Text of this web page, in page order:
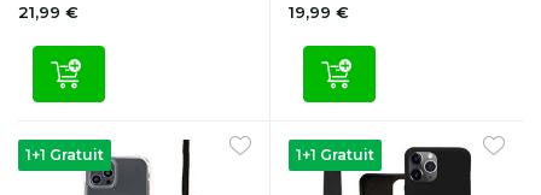
21,99 €
19,99 €
1+1 Gratuit 1+1 Gratuit